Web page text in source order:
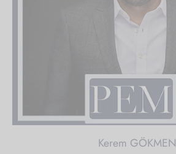
Kerem GÖKMEN